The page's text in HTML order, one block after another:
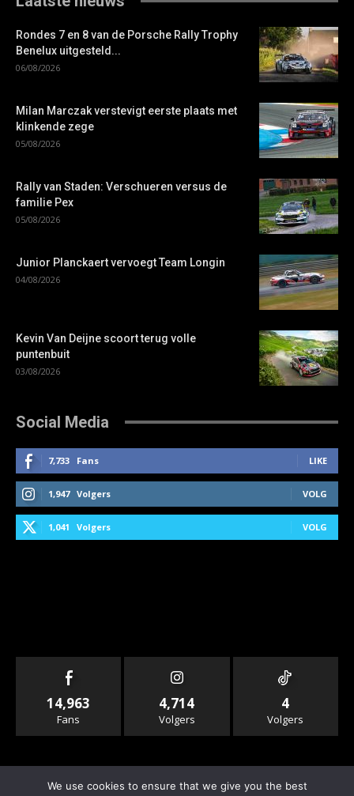
Rondes 7 en 8 van de Porsche Rally Trophy
Benelux uitgesteld...
06/08/2026
Milan Marczak verstevigt eerste plaats met
klinkende zege
05/08/2026
Rally van Staden: Verschueren versus de
familie Pex
05/08/2026
Junior Planckaert vervoegt Team Longin
04/08/2026
Kevin Van Deijne scoort terug volle
puntenbuit
03/08/2026
Social Media
7,733 Fans LIKE
1,947 Volgers VOLG
1,041 Volgers VOLG
14,963
Fans
4,714
Volgers
4
Volgers
We use cookies to ensure that we give you the best